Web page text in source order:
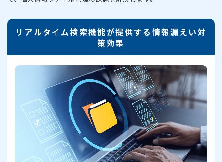
リアルタイム検索機能が提供する情報漏えい対
策効果